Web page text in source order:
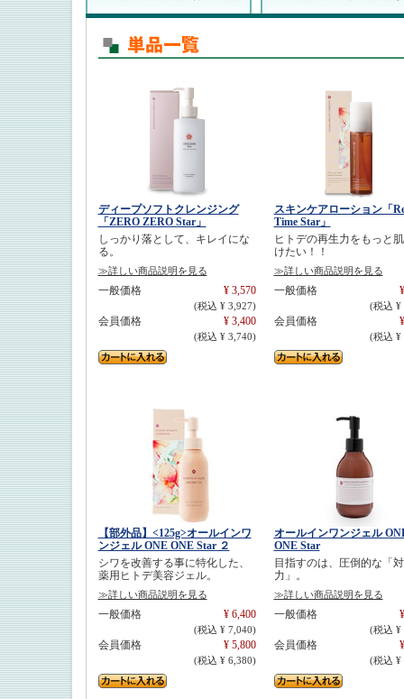
ディープソフトクレンジング
「ZERO ZERO Star」
しっかり落として、キレイにな
る。
≫詳しい商品説明を見る
一般価格 ¥ 3,570
(税込 ¥ 3,927)
会員価格 ¥ 3,400
(税込 ¥ 3,740)
スキンケアローション「
Time Star」
ヒトデの再生力をもっと
けたい！！
≫詳しい商品説明を見る
一般価格
(税込 ¥
会員価格
(税込 ¥
【部外品】<125g>オールインワ
ンジェル ONE ONE Star ２
シワを改善する事に特化した、
薬用ヒトデ美容ジェル。
≫詳しい商品説明を見る
一般価格 ¥ 6,400
(税込 ¥ 7,040)
会員価格 ¥ 5,800
(税込 ¥ 6,380)
オールインワンジェル
ONE Star
目指すのは、圧倒的な「
力」。
≫詳しい商品説明を見る
一般価格
(税込 ¥
会員価格
(税込 ¥